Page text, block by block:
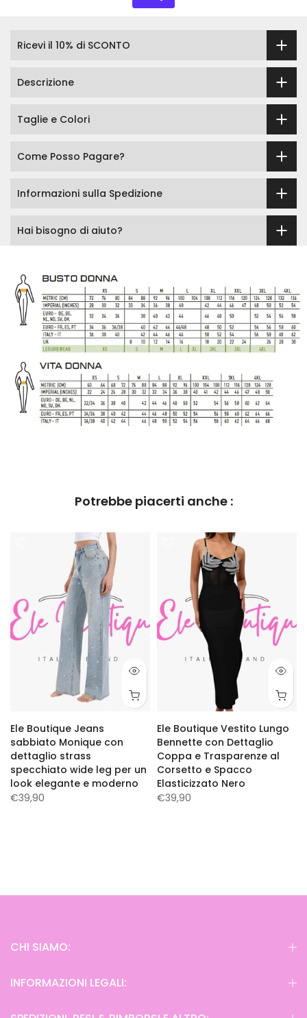
Ricevi il 10% di SCONTO
Descrizione
Taglie e Colori
Come Posso Pagare?
Informazioni sulla Spedizione
Hai bisogno di aiuto?
Potrebbe piacerti anche :
Ele Boutique Jeans
sabbiato Monique con
dettaglio strass
specchiato wide leg per un
look elegante e moderno
€39,90
Ele Boutique Vestito Lungo
Bennette con Dettaglio
Coppa e Trasparenze al
Corsetto e Spacco
Elasticizzato Nero
€39,90
CHI SIAMO:
INFORMAZIONI LEGALI: